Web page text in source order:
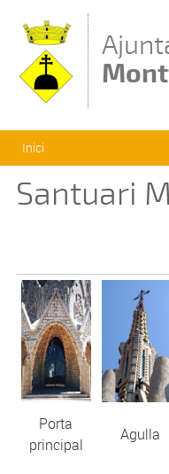
Esteu aquí
Inici
Santuari
Porta
principal
Agulla